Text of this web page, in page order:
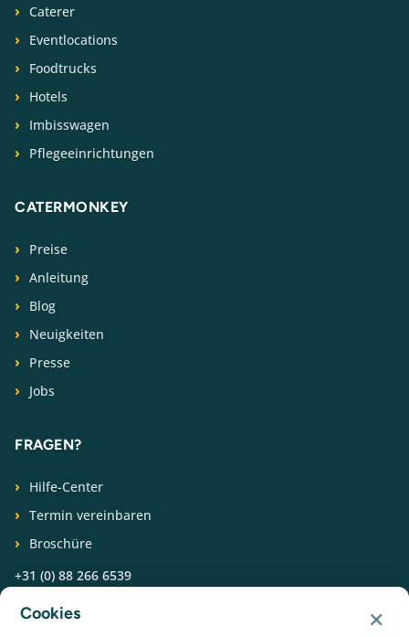
Caterer
Eventlocations
Foodtrucks
Hotels
Imbisswagen
Pflegeeinrichtungen
CATERMONKEY
Preise
Anleitung
Blog
Neuigkeiten
Presse
Jobs
FRAGEN?
Hilfe-Center
Termin vereinbaren
Broschüre
+31 (0) 88 266 6539
FOLGEN SIE UNS
Cookies ×